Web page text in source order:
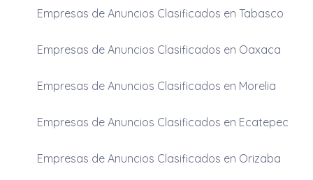
Empresas de Anuncios Clasificados en Tabasco
Empresas de Anuncios Clasificados en Oaxaca
Empresas de Anuncios Clasificados en Morelia
Empresas de Anuncios Clasificados en Ecatepec
Empresas de Anuncios Clasificados en Orizaba